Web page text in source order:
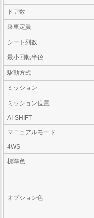
ドア数
乗車定員
シート列数
最小回転半径
駆動方式
ミッション
ミッション位置
AI-SHIFT
マニュアルモード
4WS
標準色
オプション色